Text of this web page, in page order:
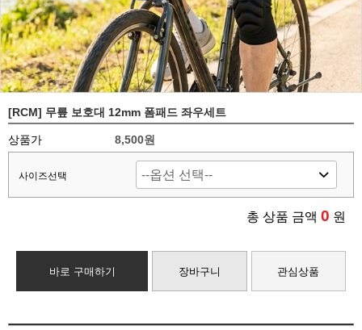
[RCM] 무릎 보호대 12mm 폼패드 좌우세트
상품가 8,500원
사이즈선택
총 상품 금액 0 원
바로 구매하기 장바구니 관심상품